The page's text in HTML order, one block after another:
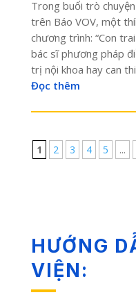
Trong buổi trò
trên Báo VOV, một
chương trình: “Con
bác sĩ phương pháp
trị nội khoa hay can
Đọc thêm
1 2 3 4 5 ...
HƯỚNG
VIỆN: